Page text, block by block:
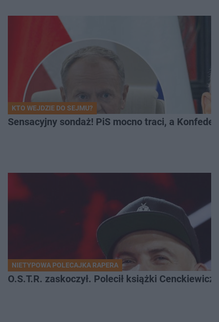
KTO WEJDZIE DO SEJMU?
Sensacyjny sondaż! PiS mocno traci, a
NIETYPOWA POLECAJKA RAPERA
O.S.T.R. zaskoczył. Polecił książki